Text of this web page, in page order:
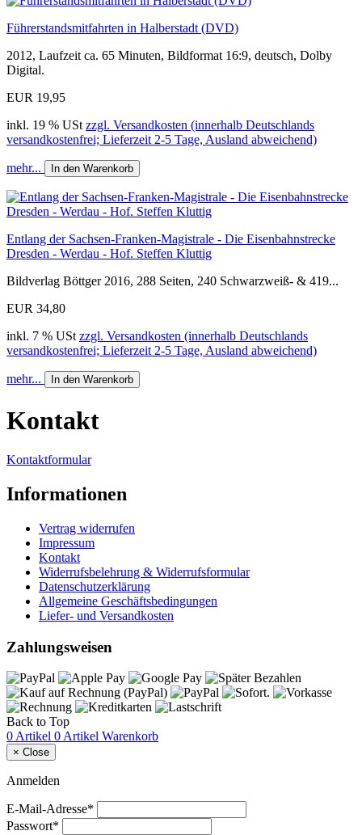
Führerstandsmitfahrten in Halberstadt (DVD)
2012, Laufzeit ca. 65 Minuten, Bildformat 16:9, deutsch, Dolby
Digital.
EUR 19,95
inkl. 19 % USt zzgl. Versandkosten (innerhalb Deutschlands
versandkostenfrei; Lieferzeit 2-5 Tage, Ausland abweichend)
mehr... In den Warenkorb
Entlang der Sachsen-Franken-Magistrale - Die Eisenbahnstrecke
Dresden - Werdau - Hof. Steffen Kluttig
Bildverlag Böttger 2016, 288 Seiten, 240 Schwarzweiß- & 419...
EUR 34,80
inkl. 7 % USt zzgl. Versandkosten (innerhalb Deutschlands
versandkostenfrei; Lieferzeit 2-5 Tage, Ausland abweichend)
mehr... In den Warenkorb
Kontakt
Kontaktformular
Informationen
Vertrag widerrufen
Impressum
Kontakt
Widerrufsbelehrung & Widerrufsformular
Datenschutzerklärung
Allgemeine Geschäftsbedingungen
Liefer- und Versandkosten
Zahlungsweisen
Back to Top
0 Artikel 0 Artikel Warenkorb
× Close
Anmelden
E-Mail-Adresse*
Passwort*